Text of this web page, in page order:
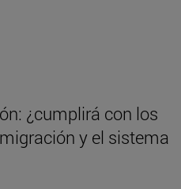
¿cumplirá con los
y el sistema